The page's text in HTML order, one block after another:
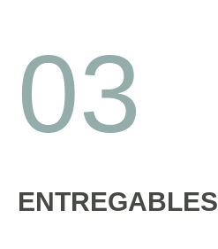
03
ENTREGABLES